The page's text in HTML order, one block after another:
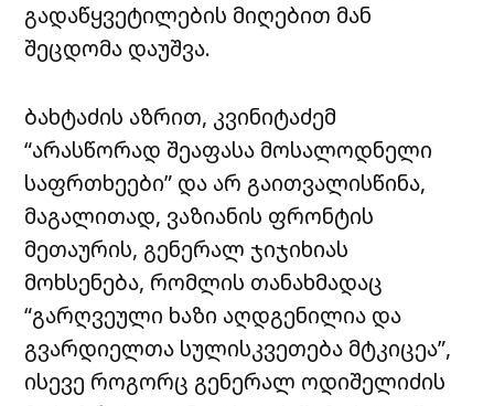
გადაწყვეტილების მიღებით მან
შეცდომა დაუშვა.
ბახტაძის აზრით, კვინიტაძემ
“არასწორად შეაფასა მოსალოდნელი
საფრთხეები” და არ გაითვალისწინა,
მაგალითად, ვაზიანის ფრონტის
მეთაურის, გენერალ ჯიჯიხიას
მოხსენება, რომლის თანახმადაც
“გარღვეული ხაზი აღდგენილია და
გვარდიელთა სულისკვეთება მტკიცეა”,
ისევე როგორც გენერალ ოდიშელიძის